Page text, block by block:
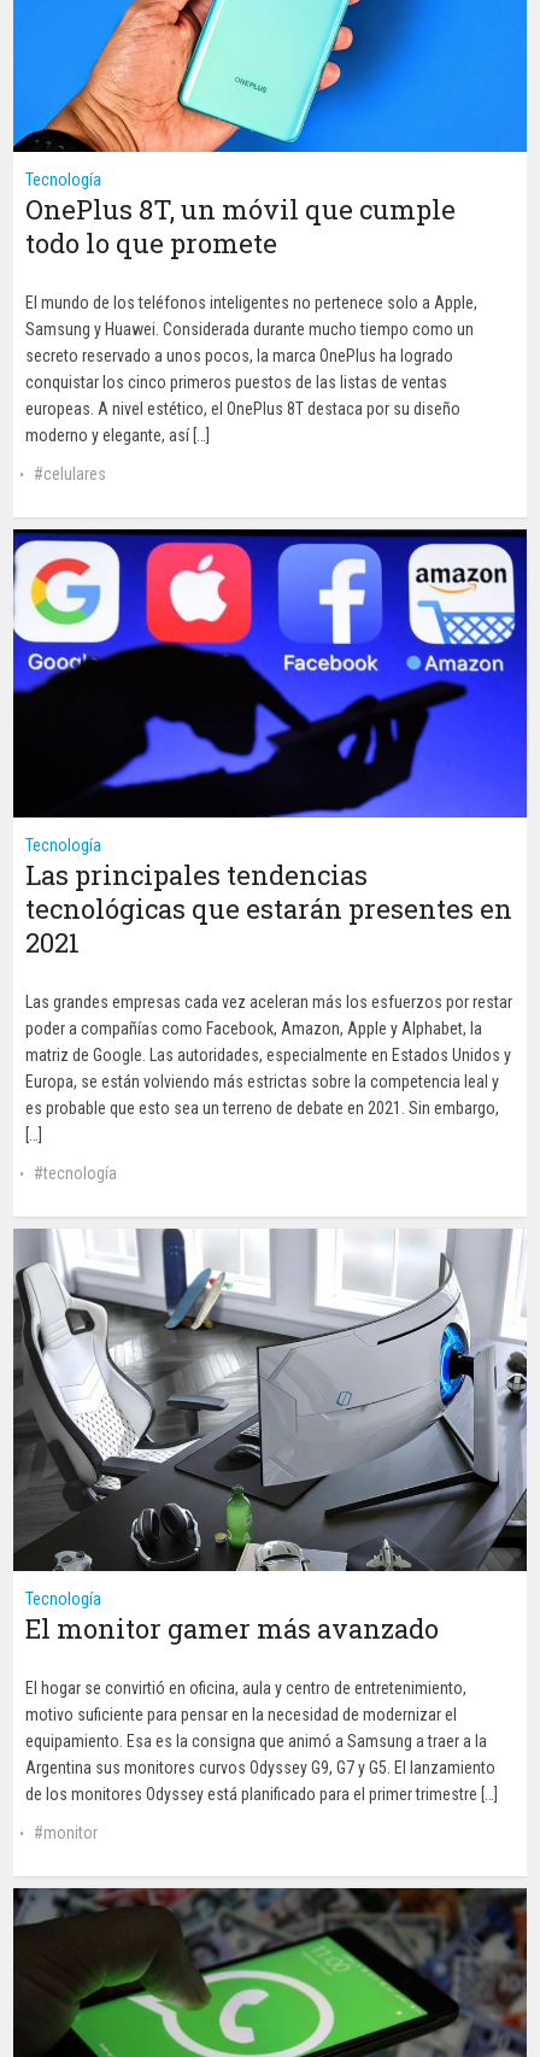
Tecnología
OnePlus 8T, un móvil que cumple
todo lo que promete
El mundo de los teléfonos inteligentes no pertenece solo a Apple,
Samsung y Huawei. Considerada durante mucho tiempo como un
secreto reservado a unos pocos, la marca OnePlus ha logrado
conquistar los cinco primeros puestos de las listas de ventas
europeas. A nivel estético, el OnePlus 8T destaca por su diseño
moderno y elegante, así […]
celulares
Tecnología
Las principales tendencias
tecnológicas que estarán presentes en
2021
Las grandes empresas cada vez aceleran más los esfuerzos por restar
poder a compañías como Facebook, Amazon, Apple y Alphabet, la
matriz de Google. Las autoridades, especialmente en Estados Unidos y
Europa, se están volviendo más estrictas sobre la competencia leal y
es probable que esto sea un terreno de debate en 2021. Sin embargo,
[…]
tecnología
Tecnología
El monitor gamer más avanzado
El hogar se convirtió en oficina, aula y centro de entretenimiento,
motivo suficiente para pensar en la necesidad de modernizar el
equipamiento. Esa es la consigna que animó a Samsung a traer a la
Argentina sus monitores curvos Odyssey G9, G7 y G5. El lanzamiento
de los monitores Odyssey está planificado para el primer trimestre […]
monitor